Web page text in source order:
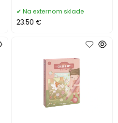
Na externom sklade
23.50 €